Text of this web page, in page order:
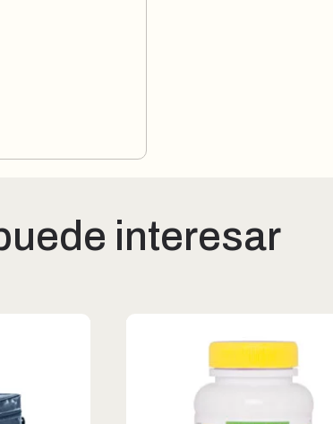
interesar